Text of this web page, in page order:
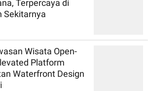
Terpercaya di
Sekitarnya
Wisata Open-
Platform
Waterfront Design